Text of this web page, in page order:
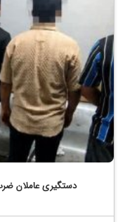
دستگیری عاملان